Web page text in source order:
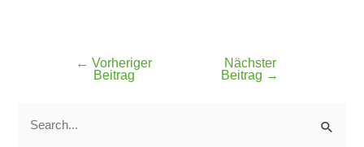
← Vorheriger
Beitrag
Nächster
Beitrag →